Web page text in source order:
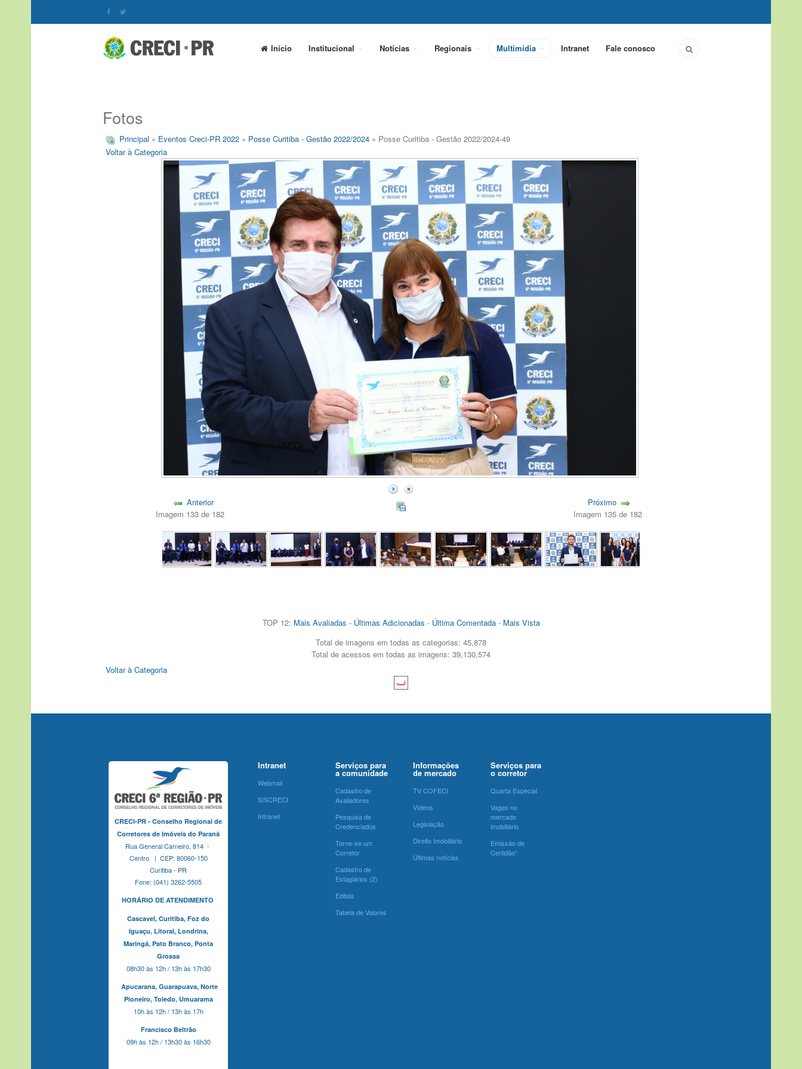
Início Institucional Notícias Regionais Multimídia Intranet Fale conosco
Fotos
Principal » Eventos Creci-PR 2022 » Posse Curitiba - Gestão 2022/2024 » Posse Curitiba - Gestão 2022/2024-49
Voltar à Categoria
Anterior
Imagem 133 de 182
Próximo
Imagem 135 de 182
TOP 12: Mais Avaliadas - Últimas Adicionadas - Última Comentada- Mais Vista
Total de imagens em todas as categorias: 45,878
Total de acessos em todas as imagens: 39,130,574
Voltar à Categoria
CRECI-PR - Conselho Regional de
Corretores de Imóveis do Paraná
Rua General Carneiro, 814 -
Centro | CEP: 80060-150
Curitiba - PR
Fone: (041) 3262-5505
HORÁRIO DE ATENDIMENTO
Cascavel, Curitiba, Foz do
Iguaçu, Litoral, Londrina,
Maringá, Pato Branco, Ponta
Grossa
08h30 às 12h / 13h às 17h30
Apucarana, Guarapuava, Norte
Pioneiro, Toledo, Umuarama
10h às 12h / 13h às 17h
Francisco Beltrão
09h às 12h / 13h30 às 16h30
Intranet
Webmail
SISCRECI
Intranet
Serviços para
a comunidade
Cadastro de
Avaliadores
Pesquisa de
Credenciados
Torne-se um
Corretor
Cadastro de
Estagiários (2)
Editais
Tabela de Valores
Informações
de mercado
TV COFECI
Vídeos
Legislação
Direito Imobiliário
Últimas notícias
Serviços para
o corretor
Quarta Especial
Vagas no
mercado
imobiliário
Emissão de
Certidão*